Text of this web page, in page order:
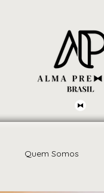
Quem Somos